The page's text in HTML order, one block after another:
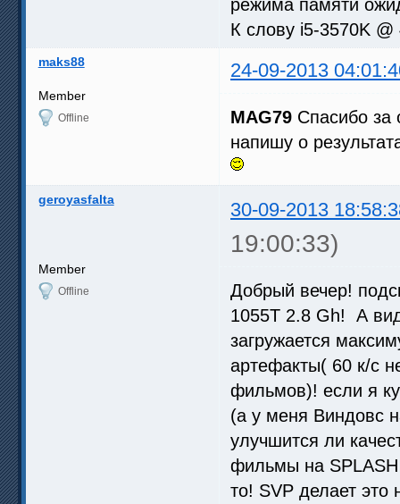
режима памяти
К слову i5-3570K
maks88 24-09-2013
Member
Offline MAG79 Спасибо за
напишу о
geroyasfalta 30-09-2013
19:00:33)
Member
Offline
Добрый вечер!
1055T 2.8 Gh! А
загружается
артефакты( 60 к/с
фильмов)! если я
(а у меня Виндовс
улучшится ли
фильмы на SPLASH
то! SVP делает